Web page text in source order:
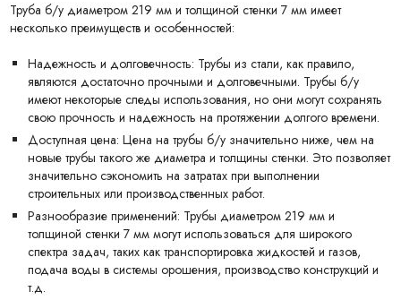
Труба б/у диаметром 219 мм и толщиной стенки 7 мм имеет
несколько преимуществ и особенностей:
Надежность и долговечность: Трубы из стали, как правило,
являются достаточно прочными и долговечными. Трубы б/у
имеют некоторые следы использования, но они могут сохранять
свою прочность и надежность на протяжении долгого времени.
Доступная цена: Цена на трубы б/у значительно ниже, чем на
новые трубы такого же диаметра и толщины стенки. Это позволяет
значительно сэкономить на затратах при выполнении
строительных или производственных работ.
Разнообразие применений: Трубы диаметром 219 мм и
толщиной стенки 7 мм могут использоваться для широкого
спектра задач, таких как транспортировка жидкостей и газов,
подача воды в системы орошения, производство конструкций и
т.д.